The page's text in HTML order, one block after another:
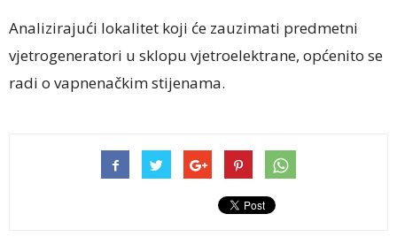
Analizirajući lokalitet koji će zauzimati predmetni
vjetrogeneratori u sklopu vjetroelektrane, općenito se
radi o vapnenačkim stijenama.